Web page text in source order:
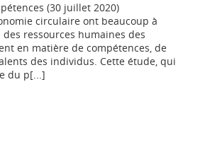
(30 juillet 2020)
circulaire ont beaucoup à
ressources humaines des
en matière de compétences, de
des individus. Cette étude, qui
du p[...]